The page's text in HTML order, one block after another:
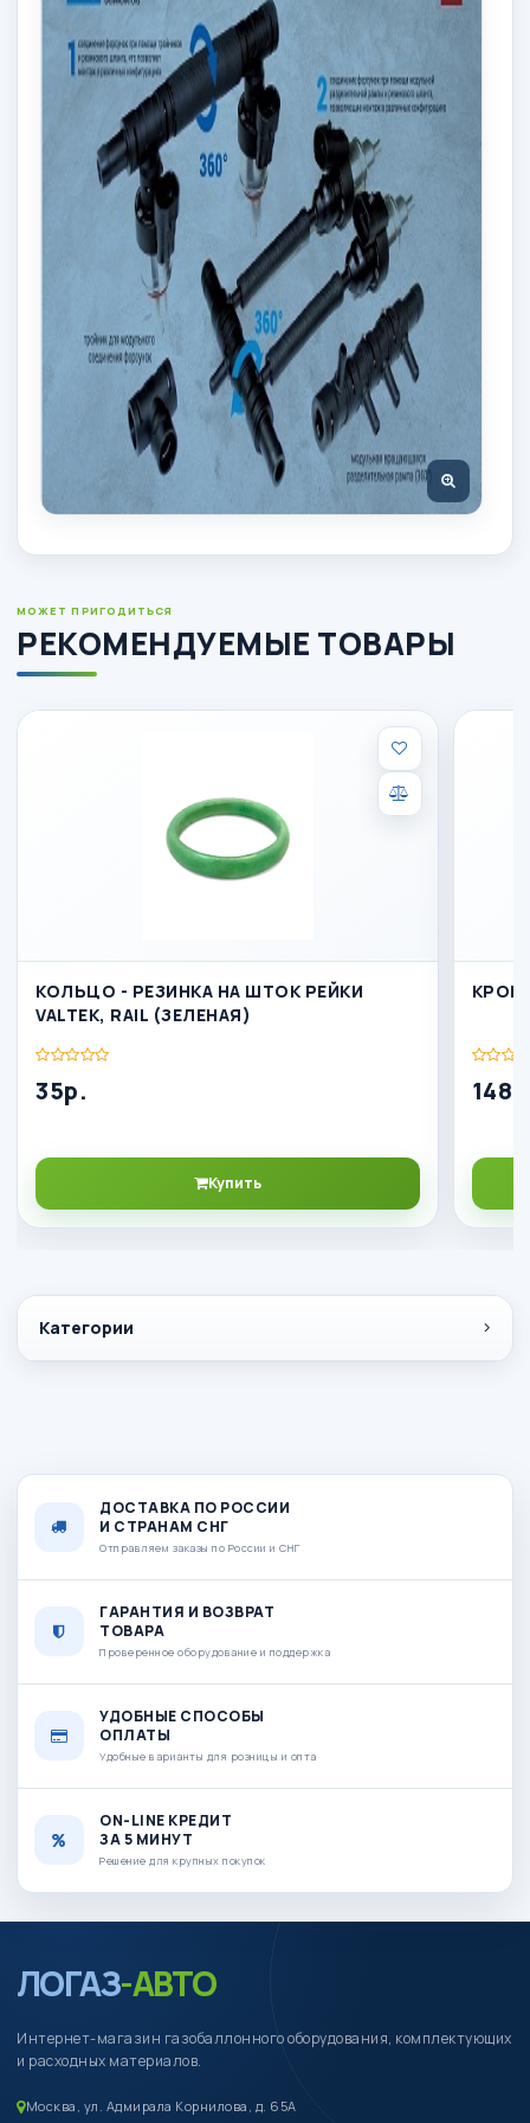
Категории
МОЖЕТ ПРИГОДИТЬСЯ
РЕКОМЕНДУЕМЫЕ ТОВАРЫ
КОЛЬЦО - РЕЗИНКА НА ШТОК РЕЙКИ
VALTEK, RAIL (ЗЕЛЕНАЯ)
35р.
Купить
ДОСТАВКА ПО РОССИИ
И СТРАНАМ СНГ
Отправляем заказы по России и СНГ
ГАРАНТИЯ И ВОЗВРАТ
ТОВАРА
Проверенное оборудование и поддержка
УДОБНЫЕ СПОСОБЫ
ОПЛАТЫ
Удобные варианты для розницы и опта
ON-LINE КРЕДИТ
ЗА 5 МИНУТ
Решение для крупных покупок
ЛОГАЗ-АВТО
Интернет-магазин газобаллонного оборудования, комплектующих
и расходных материалов.
Москва, ул. Адмирала Корнилова, д. 65А